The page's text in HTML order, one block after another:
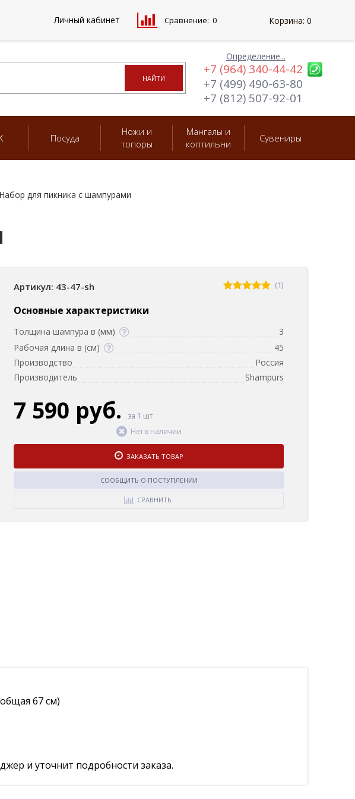
Определение...
+7 (964) 340-44-42
+7 (499) 490-63-80
+7 (812) 507-92-01
Посуда
Ножи и
топоры
Мангалы и
коптильни
Сувениры
Набор для пикника с шампурами
Артикул: 43-47-sh (1)
Основные характеристики
Толщина шампура в (мм)
3
Рабочая длина в (см)
45
Производство
Россия
Производитель
Shampurs
7 590 руб.
за 1 шт
Нет в наличии
ЗАКАЗАТЬ ТОВАР
СООБЩИТЬ О ПОСТУПЛЕНИИ
СРАВНИТЬ
67 см)
и уточнит подробности заказа.
Личный кабинет Сравнение: 0 Корзина: 0